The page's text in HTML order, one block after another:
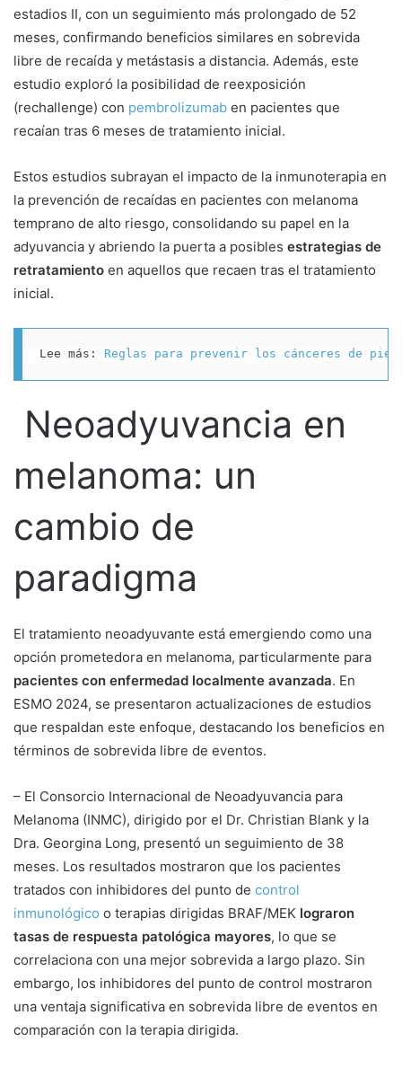
estadios II, con un seguimiento más prolongado de 52
meses, confirmando beneficios similares en sobrevida
libre de recaída y metástasis a distancia. Además, este
estudio exploró la posibilidad de reexposición
(rechallenge) con pembrolizumab en pacientes que
recaían tras 6 meses de tratamiento inicial.
Estos estudios subrayan el impacto de la inmunoterapia en
la prevención de recaídas en pacientes con melanoma
temprano de alto riesgo, consolidando su papel en la
adyuvancia y abriendo la puerta a posibles estrategias de
retratamiento en aquellos que recaen tras el tratamiento
inicial.
Lee más: Reglas para prevenir los cánceres de piel
Neoadyuvancia en
melanoma: un
cambio de
paradigma
El tratamiento neoadyuvante está emergiendo como una
opción prometedora en melanoma, particularmente para
pacientes con enfermedad localmente avanzada. En
ESMO 2024, se presentaron actualizaciones de estudios
que respaldan este enfoque, destacando los beneficios en
términos de sobrevida libre de eventos.
– El Consorcio Internacional de Neoadyuvancia para
Melanoma (INMC), dirigido por el Dr. Christian Blank y la
Dra. Georgina Long, presentó un seguimiento de 38
meses. Los resultados mostraron que los pacientes
tratados con inhibidores del punto de control
inmunológico o terapias dirigidas BRAF/MEK lograron
tasas de respuesta patológica mayores, lo que se
correlaciona con una mejor sobrevida a largo plazo. Sin
embargo, los inhibidores del punto de control mostraron
una ventaja significativa en sobrevida libre de eventos en
comparación con la terapia dirigida.